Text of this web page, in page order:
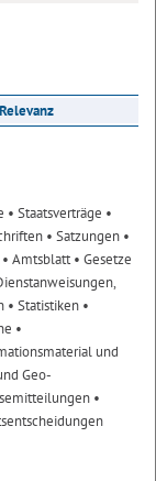
Relevanz
• Staatsverträge •
• Satzungen •
• Amtsblatt• Gesetze
• Statistiken •
•
und
Geo-
•